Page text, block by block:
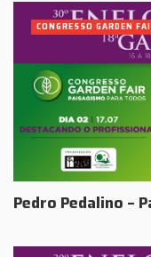
Pedro Pedalino –
CONGRESSO GARDEN